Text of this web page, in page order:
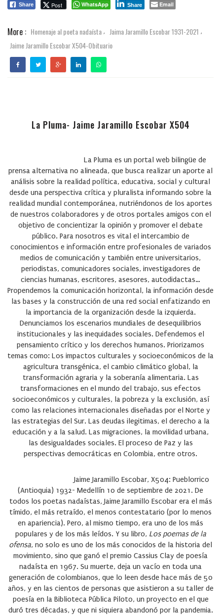
Share Post WhatsApp Share Email
More : Homenaje al poeta nadaísta , Jaima Jaramillo Escobar 1931-2021 ,
Jaime Jaramillo Escobar X504-Obituario
La Pluma- Jaime Jaramillo Escobar X504
La Pluma es un portal web bilingüe de
prensa alternativa no alineada, que busca realizar un aporte al
análisis sobre la realidad política, educativa, social y cultural
desde una perspectiva crítica y pluralista informando sobre la
realidad mundial contemporánea, nutriéndonos de los aportes
de nuestros colaboradores y de otros portales amigos con el
objetivo de concientizar la opinión y promover el debate
público. Para nosotros es vital el intercambio de
conocimientos e información entre profesionales de variados
medios de comunicación y también entre universitarios,
periodistas, comunicadores sociales, investigadores de
ciencias humanas, escritores, asesores, autodidactas…
Propendemos la comunicación horizontal, la información desde
las bases y la construcción de una red social enfatizando en
la importancia de la organización desde la izquierda.
Denunciamos los escenarios mundiales de desequilibrios
institucionales y las inequidades sociales. Defendemos el
pensamiento crítico y los derechos humanos. Priorizamos
temas como: Los impactos culturales y socioeconómicos de la
agricultura transgénica, el cambio climático global, la
transformación agraria y la soberanía alimentaria. Las
transformaciones en el mundo del trabajo, sus efectos
socioeconómicos y culturales, la pobreza y la exclusión, así
como las relaciones internacionales diseñadas por el Norte y
las estrategias del Sur. Las deudas ilegitimas, el derecho a la
educación y a la salud. Las migraciones, la movilidad urbana,
las desigualdades sociales. El proceso de Paz y las
perspectivas democráticas en Colombia, entre otros.
Jaime Jaramillo Escobar, X504: Pueblorrico
(Antioquia) 1932- Medellín 10 de septiembre de 2021. De
todos los poetas nadaístas, Jaime Jaramillo Escobar era el más
tímido, el más retraído, el menos contestatario (por lo menos
en apariencia). Pero, al mismo tiempo, era uno de los más
populares y de los más leídos. Y su libro, Los poemas de la
ofensa, no solo es uno de los más conocidos de la historia del
movimiento, sino que ganó el premio Cassius Clay de poesía
nadaísta en 1967. Su muerte, deja un vacío en toda una
generación de colombianos, que lo leen desde hace más de 50
años, y en las cientos de personas que asistieron a su taller de
poesía en la Biblioteca Pública Piloto, un proyecto en el que
duró tres décadas, y que ni siquiera abandonó por la pandemia.